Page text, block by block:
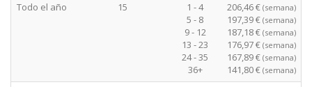
Todo el año 15
1 - 4
5 - 8
9 - 12
13 - 23
24 - 35
36+
206,46 € (semana)
197,39 € (semana)
187,18 € (semana)
176,97 € (semana)
167,89 € (semana)
141,80 € (semana)